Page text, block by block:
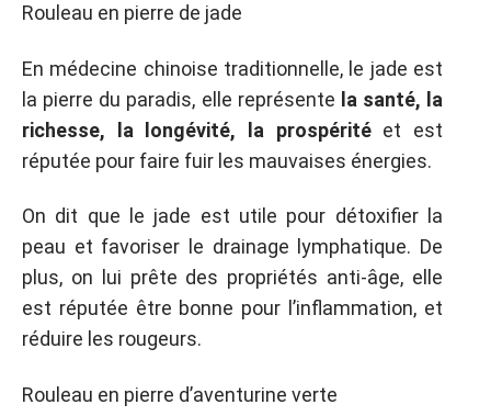
Rouleau en pierre de jade
En médecine chinoise traditionnelle, le jade est
la pierre du paradis, elle représente la santé, la
richesse, la longévité, la prospéritéet est
réputée pour faire fuir les mauvaises énergies.
On dit que le jade est utile pour détoxifier la
peau et favoriser le drainage lymphatique. De
plus, on lui prête des propriétés anti-âge, elle
est réputée être bonne pour l’inflammation, et
réduire les rougeurs.
Rouleau en pierre d’aventurine verte